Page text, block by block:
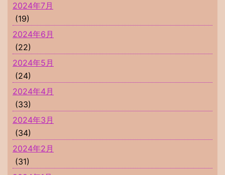
2024年7月
(19)
2024年6月
(22)
2024年5月
(24)
2024年4月
(33)
2024年3月
(34)
2024年2月
(31)